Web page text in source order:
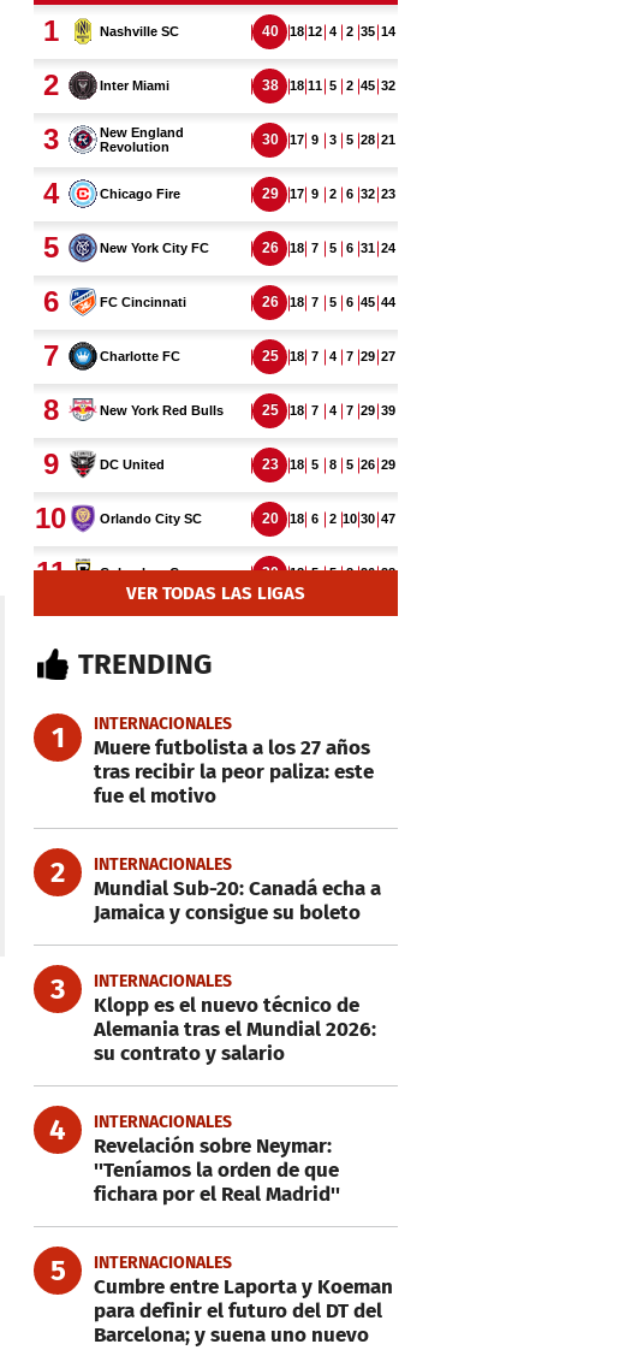
VER TODAS LAS LIGAS
TRENDING
1 INTERNACIONALES
Muere futbolista a los 27 años
tras recibir la peor paliza: este
fue el motivo
2 INTERNACIONALES
Mundial Sub-20: Canadá echa a
Jamaica y consigue su boleto
3 INTERNACIONALES
Klopp es el nuevo técnico de
Alemania tras el Mundial 2026:
su contrato y salario
4 INTERNACIONALES
Revelación sobre Neymar:
''Teníamos la orden de que
fichara por el Real Madrid''
5 INTERNACIONALES
Cumbre entre Laporta y Koeman
para definir el futuro del DT del
Barcelona; y suena uno nuevo